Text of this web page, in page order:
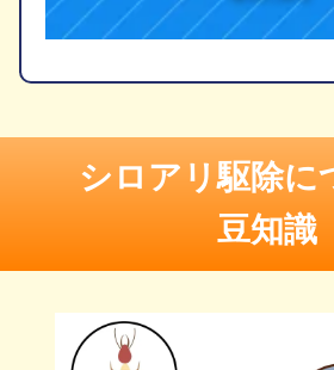
シロアリ駆除に
豆知識